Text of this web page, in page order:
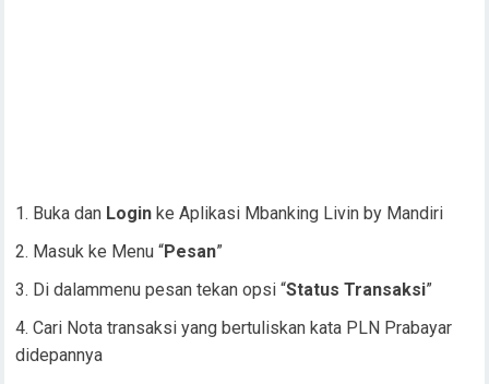
Buka dan Login ke Aplikasi Mbanking Livin by Mandiri
Masuk ke Menu “Pesan”
Di dalammenu pesan tekan opsi “Status Transaksi”
Cari Nota transaksi yang bertuliskan kata PLN Prabayar
didepannya